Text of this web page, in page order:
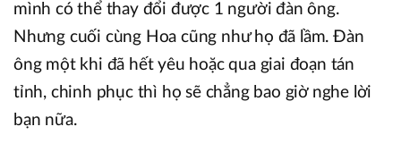
mình có thể thay đổi được 1 người đàn ông.
Nhưng cuối cùng Hoa cũng như họ đã lầm. Đàn
ông một khi đã hết yêu hoặc qua giai đoạn tán
tỉnh, chinh phục thì họ sẽ chẳng bao giờ nghe lời
bạn nữa.